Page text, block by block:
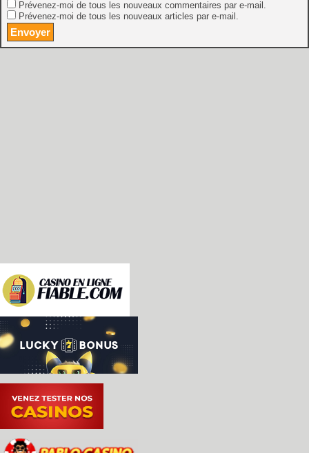
Prévenez-moi de tous les nouveaux commentaires par e-mail.
Prévenez-moi de tous les nouveaux articles par e-mail.